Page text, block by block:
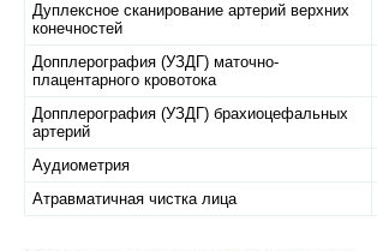
Дуплексное сканирование артерий верхних
конечностей
Допплерография (УЗДГ) маточно-
плацентарного кровотока
Допплерография (УЗДГ) брахиоцефальных
артерий
Аудиометрия
Атравматичная чистка лица